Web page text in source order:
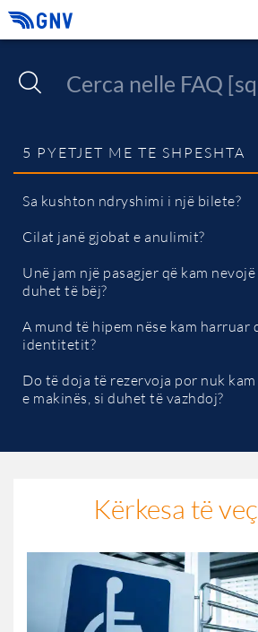
5 PYETJET ME TE SHPESHTA
Sa kushton ndryshimi i një bilete?
Cilat janë gjobat e anulimit?
Unë jam një pasagjer që kam
duhet të bëj?
A mund të hipem nëse kam
identitetit?
Do të doja të rezervoja por nuk
e makinës, si duhet të vazhdoj?
Kërkesa të